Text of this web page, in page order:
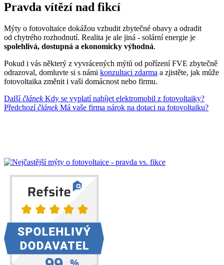
Pravda vítězí nad fikcí
Mýty o fotovoltaice dokážou vzbudit zbytečné obavy a odradit
od chytrého rozhodnutí. Realita je ale jiná - solární energie je
spolehlivá, dostupná a ekonomicky výhodná.
Pokud i vás některý z vyvrácených mýtů od pořízení FVE zbytečně
odrazoval, domluvte si s námi konzultaci zdarma a zjistěte, jak může
fotovoltaika změnit i vaši domácnost nebo firmu.
Dalšíčlánek Kdy se vyplatí nabíjet elektromobil z fotovoltaiky?
Předchozíčlánek Má vaše firma nárok na dotaci na fotovoltaiku?